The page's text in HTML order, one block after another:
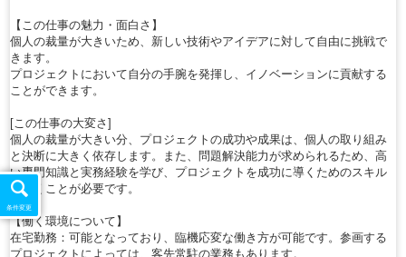
【この仕事の魅力・面白さ】
個人の裁量が大きいため、新しい技術やアイデアに対して自由に挑戦で
きます。
プロジェクトにおいて自分の手腕を発揮し、イノベーションに貢献する
ことができます。
[この仕事の大変さ]
個人の裁量が大きい分、プロジェクトの成功や成果は、個人の取り組み
と決断に大きく依存します。また、問題解決能力が求められるため、高
い専門知識と実務経験を学び、プロジェクトを成功に導くためのスキル
を磨くことが必要です。
【働く環境について】
在宅勤務：可能となっており、臨機応変な働き方が可能です。参画する
プロジェクトによっては、客先常駐の業務もあります。
条件変更